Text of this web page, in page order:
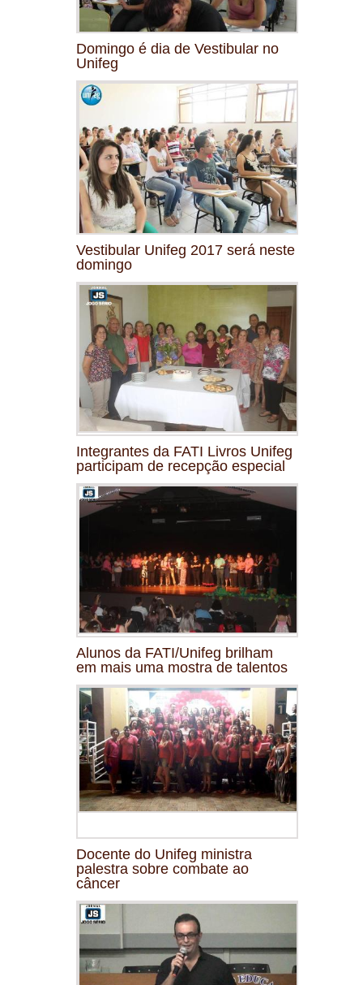
Domingo é dia de Vestibular no
Unifeg
Vestibular Unifeg 2017 será neste
domingo
Integrantes da FATI Livros Unifeg
participam de recepção especial
Alunos da FATI/Unifeg brilham
em mais uma mostra de talentos
Docente do Unifeg ministra
palestra sobre combate ao
câncer